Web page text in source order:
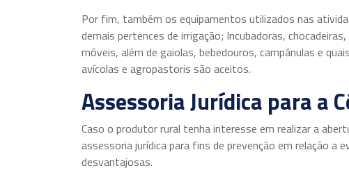
Por fim, também os equipamentos utilizados nas
demais pertences de irrigação; Incubadoras,
móveis, além de gaiolas, bebedouros, campânulas e
avícolas e agropastoris são aceitos.
Assessoria Jurídica para a
Caso o produtor rural tenha interesse em realizar a
assessoria jurídica para fins de prevenção em relação a
desvantajosas.